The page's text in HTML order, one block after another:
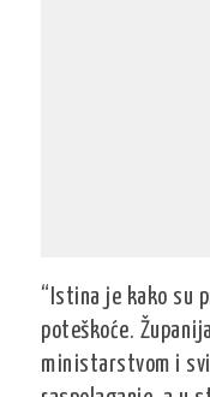
“Istina je kako su
poteškoće.
ministarstvom i